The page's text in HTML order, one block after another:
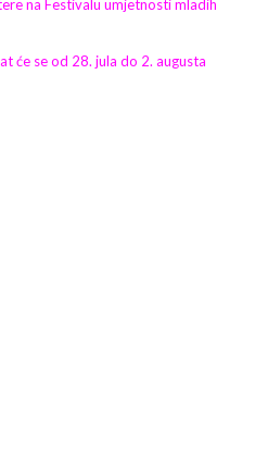
na Festivalu umjetnosti mladih
će se od 28. jula do 2. augusta